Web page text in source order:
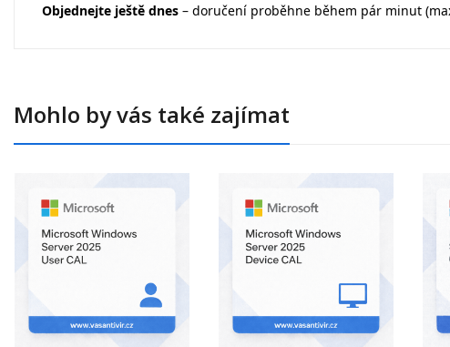
Objednejte ještě dnes – doručení proběhne během pár minut
Mohlo by vás také zajímat